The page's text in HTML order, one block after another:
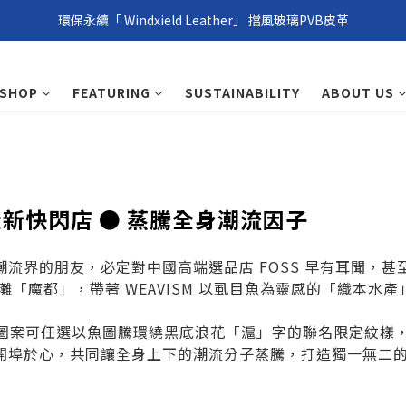
環保永續「 Windxield Leather」 擋風玻璃PVB皮革
環保永續「 Windxield Leather」 擋風玻璃PVB皮革
環保永續「 Windxield Leather」 擋風玻璃PVB皮革
SHOP FEATURING SUSTAINABILITY ABOUT US
快閃店 ● 蒸騰全身潮流因子
界的朋友，必定對中國高端選品店 FOSS 早有耳聞，
「魔都」，帶著 WEAVISM 以虱目魚為靈感的「織本水
案可任選以魚圖騰環繞黑底浪花「滬」字的聯名限定紋
於心，共同讓全身上下的潮流分子蒸騰，打造獨一無二